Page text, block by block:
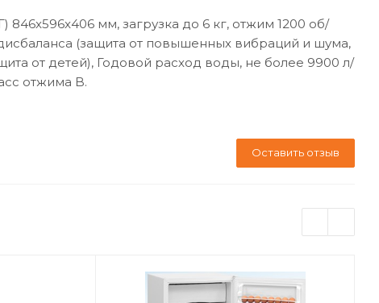
мм, загрузка до 6 кг, отжим 1200 об/
(защита от повышенных вибраций и шума,
от детей), Годовой расход воды, не более 9900 л/
отжима B.
Оставить отзыв